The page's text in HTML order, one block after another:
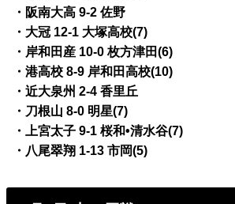
・阪南大高 9-2 佐野
・大冠 12-1 大塚高校(7)
・岸和田産 10-0 枚方津田(6)
・港高校 8-9 岸和田高校(10)
・近大泉州 2-4 香里丘
・刀根山 8-0 明星(7)
・上宮太子 9-1 桜和•清水谷(7)
・八尾翠翔 1-13 市岡(5)